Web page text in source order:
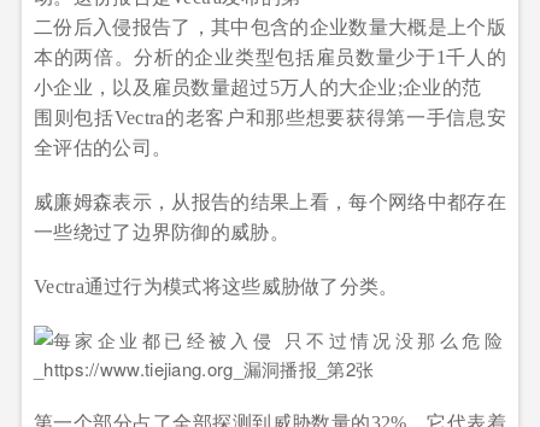
二份后入侵报告了，其中包含的企业数量大概是上个版
本的两倍。分析的企业类型包括雇员数量少于1千人的
小企业，以及雇员数量超过5万人的大企业;企业的范
围则包括Vectra的老客户和那些想要获得第一手信息安
全评估的公司。
威廉姆森表示，从报告的结果上看，每个网络中都存在
一些绕过了边界防御的威胁。
Vectra通过行为模式将这些威胁做了分类。
第一个部分占了全部探测到威胁数量的32%，它代表着